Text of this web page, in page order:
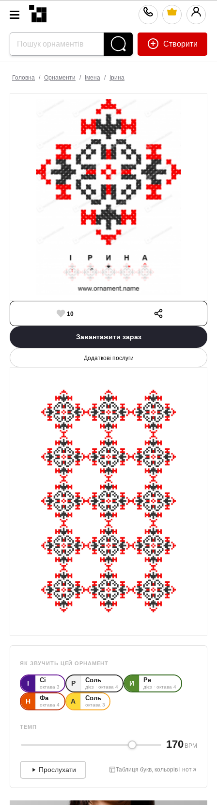
Створити
Головна / Орнаменти / Імена / Ірина
10
Завантажити зараз
Додаткові послуги
ЯК ЗВУЧИТЬ ЦЕЙ ОРНАМЕНТ
І Сі
октава 3 Р Соль
дієз · октава 4 И Ре
дієз · октава 4
Н Фа
октава 4 А Соль
октава 3
ТЕМП
170 BPM
Прослухати Таблиця букв, кольорів і нот